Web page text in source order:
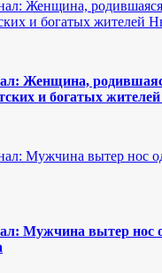
Женщина,
и богатых
Мужчина вытер нос